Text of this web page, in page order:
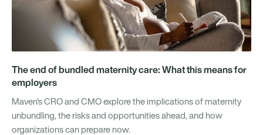
The end of bundled maternity care: What this means for
employers
Maven's CRO and CMO explore the implications of maternity
unbundling, the risks and opportunities ahead, and how
organizations can prepare now.